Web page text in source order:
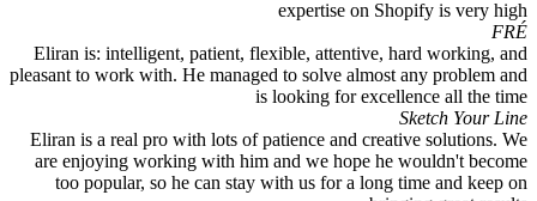
expertise on Shopify is very high
FRÉ
Eliran is: intelligent, patient, flexible, attentive, hard working, and
pleasant to work with. He managed to solve almost any problem and
is looking for excellence all the time
Sketch Your Line
Eliran is a real pro with lots of patience and creative solutions. We
are enjoying working with him and we hope he wouldn't become
too popular, so he can stay with us for a long time and keep on